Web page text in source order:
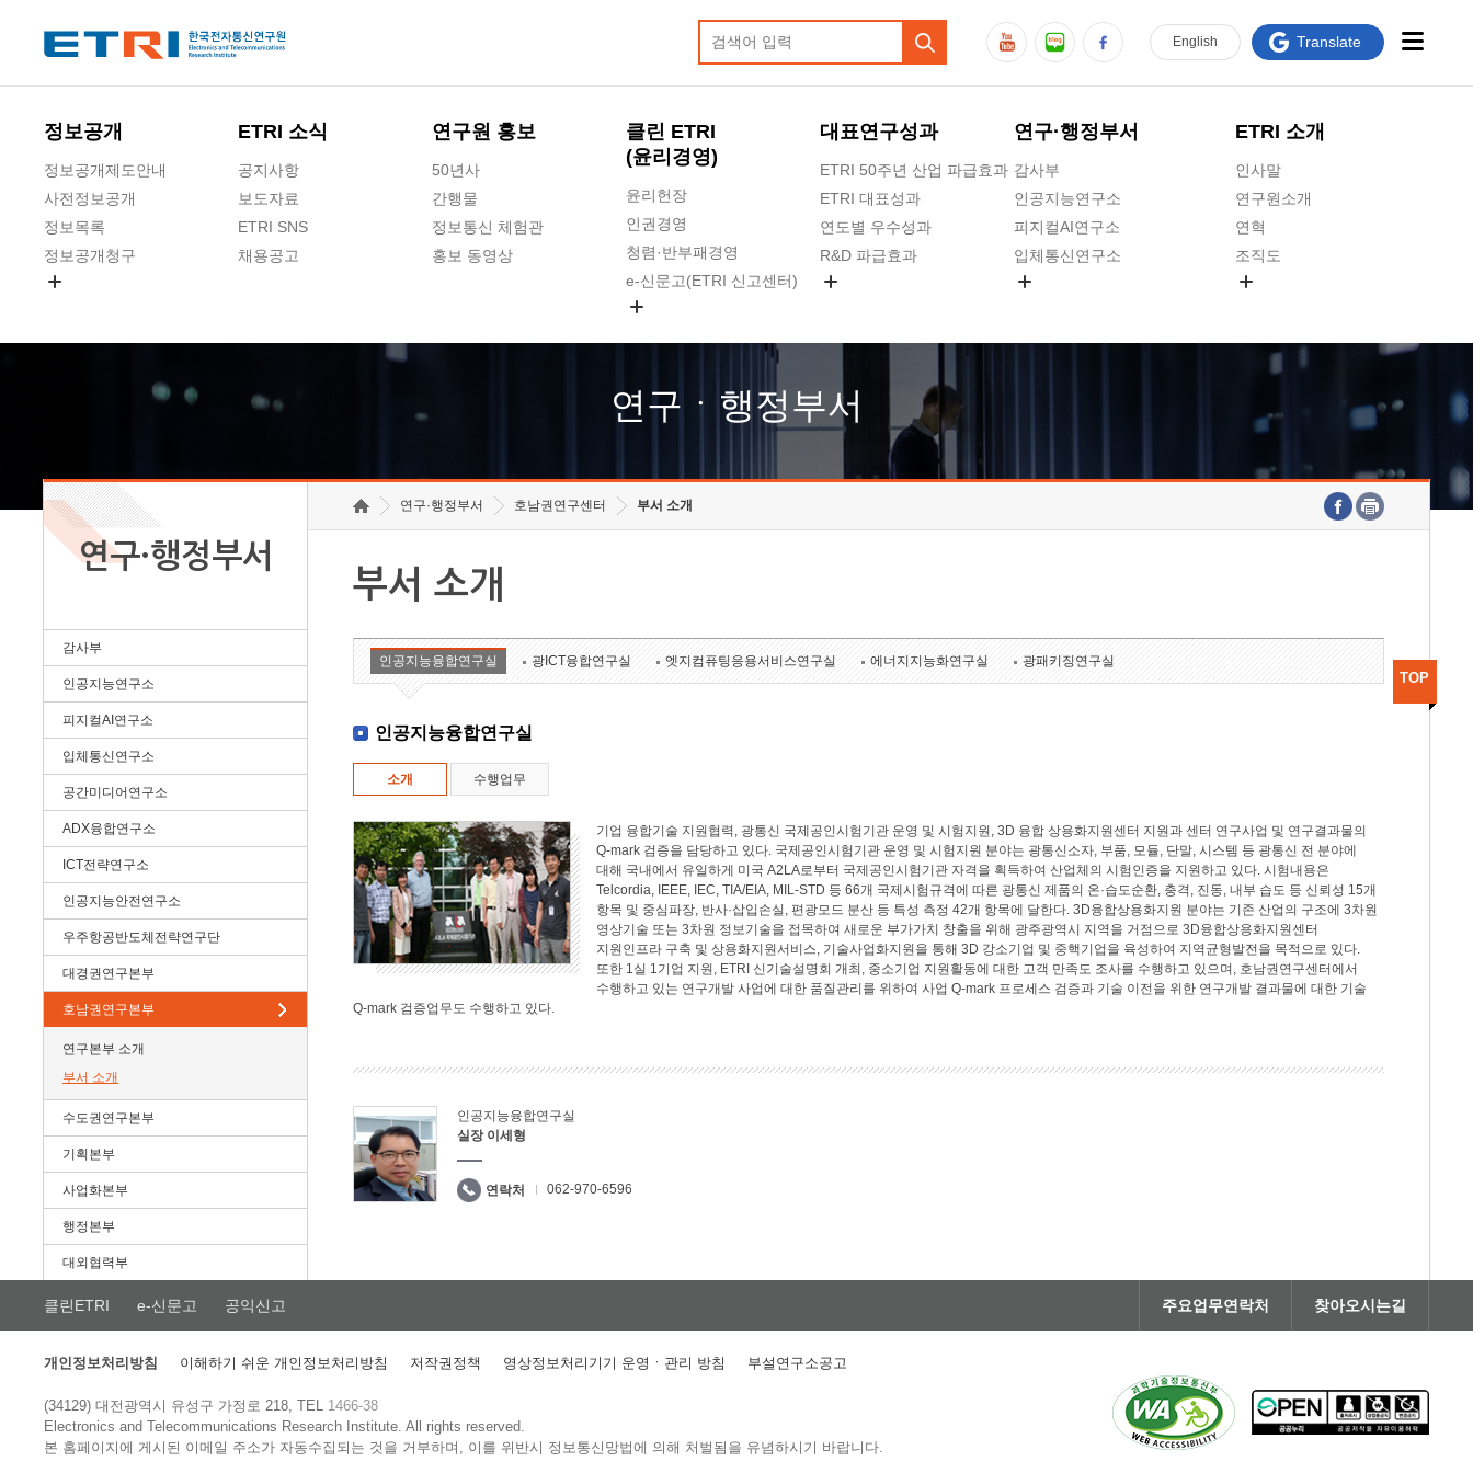
정보공개
정보공개제도안내
사전정보공개
정보목록
정보공개청구
ETRI 소식
공지사항
보도자료
ETRI SNS
채용공고
연구원 홍보
50년사
간행물
정보통신 체험관
홍보 동영상
클린 ETRI
(윤리경영)
윤리헌장
인권경영
청렴·반부패경영
e-신문고(ETRI 신고센터)
고객의소리
수의계약 현황
대표연구성과
ETRI 50주년 산업 파급효과
ETRI 대표성과
연도별 우수성과
R&D 파급효과
연구·행정부서
감사부
인공지능연구소
피지컬AI연구소
입체통신연구소
호남권연구본부
기획본부
ETRI 소개
인사말
연구원소개
연혁
조직도
연구원 고객헌장
주요업무연락처
English Translate
연구ㆍ행정부서
연구·행정부서
감사부
인공지능연구소
피지컬AI연구소
입체통신연구소
공간미디어연구소
ADX융합연구소
ICT전략연구소
인공지능안전연구소
우주항공반도체전략연구단
대경권연구본부
호남권연구본부
연구본부 소개
부서 소개
수도권연구본부
기획본부
사업화본부
행정본부
대외협력부
연구·행정부서 호남권연구센터 부서 소개
부서 소개
인공지능융합연구실 광ICT융합연구실 엣지컴퓨팅응용서비스연구실 에너지지능화연구실 광패키징연구실
인공지능융합연구실
소개 수행업무
기업 융합기술 지원협력, 광통신 국제공인시험기관 운영 및 시험지원, 3D 융합 상용화지원센터 지원과 센터 연구사업 및 연구결과물의
Q-mark 검증을 담당하고 있다. 국제공인시험기관 운영 및 시험지원 분야는 광통신소자, 부품, 모듈, 단말, 시스템 등 광통신 전 분야에
대해 국내에서 유일하게 미국 A2LA로부터 국제공인시험기관 자격을 획득하여 산업체의 시험인증을 지원하고 있다. 시험내용은
Telcordia, IEEE, IEC, TIA/EIA, MIL-STD 등 66개 국제시험규격에 따른 광통신 제품의 온·습도순환, 충격, 진동, 내부 습도 등 신뢰성 15개
항목 및 중심파장, 반사·삽입손실, 편광모드 분산 등 특성 측정 42개 항목에 달한다. 3D융합상용화지원 분야는 기존 산업의 구조에 3차원
영상기술 또는 3차원 정보기술을 접목하여 새로운 부가가치 창출을 위해 광주광역시 지역을 거점으로 3D융합상용화지원센터
지원인프라 구축 및 상용화지원서비스, 기술사업화지원을 통해 3D 강소기업 및 중핵기업을 육성하여 지역균형발전을 목적으로 있다.
또한 1실 1기업 지원, ETRI 신기술설명회 개최, 중소기업 지원활동에 대한 고객 만족도 조사를 수행하고 있으며, 호남권연구센터에서
수행하고 있는 연구개발 사업에 대한 품질관리를 위하여 사업 Q-mark 프로세스 검증과 기술 이전을 위한 연구개발 결과물에 대한 기술
Q-mark 검증업무도 수행하고 있다.
인공지능융합연구실
실장 이세형
연락처 062-970-6596
TOP
클린ETRI e-신문고 공익신고 주요업무연락처 찾아오시는길
개인정보처리방침 이해하기 쉬운 개인정보처리방침 저작권정책 영상정보처리기기 운영ㆍ관리 방침 부설연구소공고
(34129) 대전광역시 유성구 가정로 218, TEL 1466-38
Electronics and Telecommunications Research Institute.All rights reserved.
본 홈페이지에 게시된 이메일 주소가 자동수집되는 것을 거부하며, 이를 위반시 정보통신망법에 의해 처벌됨을 유념하시기 바랍니다.